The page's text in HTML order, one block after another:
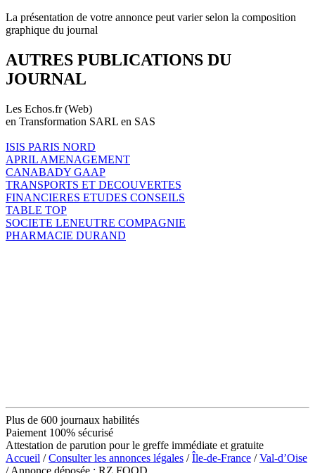
La présentation de votre annonce peut varier selon la composition
graphique du journal
AUTRES PUBLICATIONS DU
JOURNAL
Les Echos.fr (Web)
en Transformation SARL en SAS
ISIS PARIS NORD
APRIL AMENAGEMENT
CANABADY GAAP
TRANSPORTS ET DECOUVERTES
FINANCIERES ETUDES CONSEILS
TABLE TOP
SOCIETE LENEUTRE COMPAGNIE
PHARMACIE DURAND
Plus de 600 journaux habilités
Paiement 100% sécurisé
Attestation de parution pour le greffe immédiate et gratuite
Accueil /Consulter les annonces légales /Île-de-France /Val-d’Oise
/ Annonce déposée : RZ FOOD